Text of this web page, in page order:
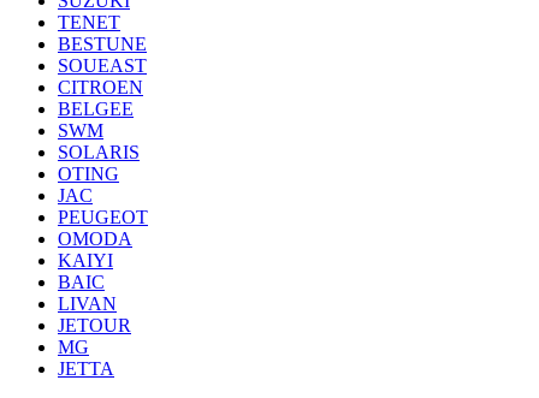
TENET
BESTUNE
SOUEAST
CITROEN
BELGEE
SWM
SOLARIS
OTING
JAC
PEUGEOT
OMODA
KAIYI
BAIC
LIVAN
JETOUR
MG
JETTA